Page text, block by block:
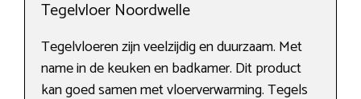
Tegelvloer Noordwelle
Tegelvloeren zijn veelzijdig en duurzaam. Met
name in de keuken en badkamer. Dit product
kan goed samen met vloerverwarming. Tegels